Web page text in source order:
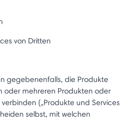
von Dritten
gegebenenfalls, die Produkte
oder mehreren Produkten oder
(„Produkte und Services
selbst, mit welchen